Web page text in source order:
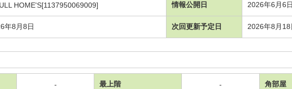
HOME'S[1137950069009] 情報公開日 2026年6月6日
年8月8日 次回更新予定日 2026年8月18
- 最上階 - 角部屋